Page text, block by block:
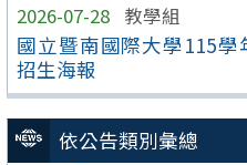
2026-07-28 教學組
國立暨南國際大學115
招生海報
依公告類別彙總